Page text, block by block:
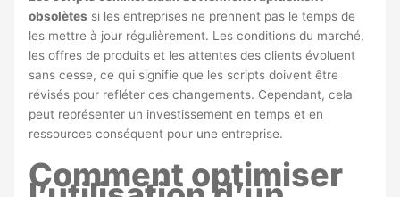
obsolètes si les entreprises ne prennent pas le temps de
les mettre à jour régulièrement. Les conditions du marché,
les offres de produits et les attentes des clients évoluent
sans cesse, ce qui signifie que les scripts doivent être
révisés pour refléter ces changements. Cependant, cela
peut représenter un investissement en temps et en
ressources conséquent pour une entreprise.
Comment optimiser